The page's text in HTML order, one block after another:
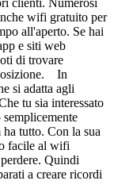
clienti. Numerosi
wifi gratuito per
all'aperto. Se hai
e siti web
di trovare
In
si adatta agli
tu sia interessato
tutto. Con la sua
facile al wifi
Quindi
a creare ricordi